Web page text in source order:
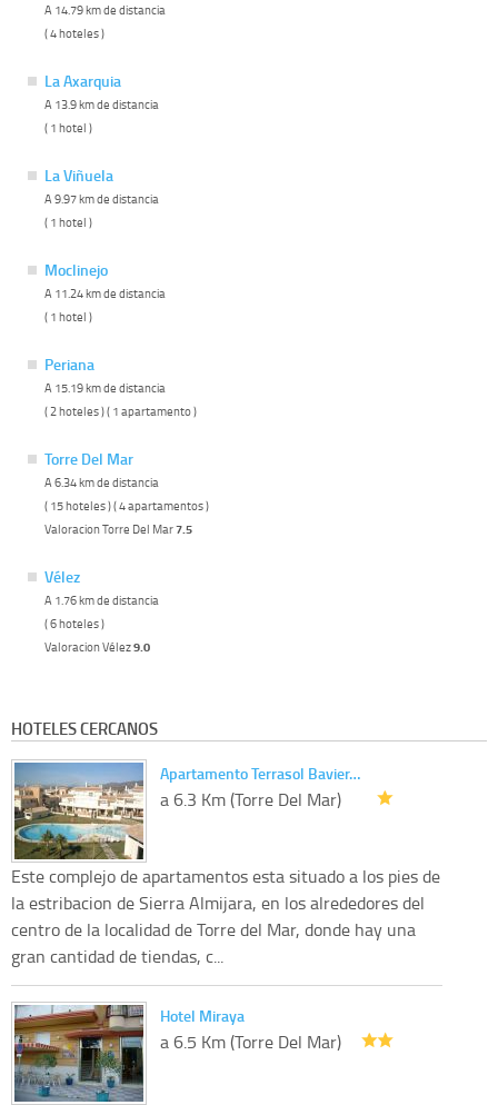
A 14.79 km de distancia
( 4 hoteles )
La Axarquia
A 13.9 km de distancia
( 1 hotel )
La Viñuela
A 9.97 km de distancia
( 1 hotel )
Moclinejo
A 11.24 km de distancia
( 1 hotel )
Periana
A 15.19 km de distancia
( 2 hoteles ) ( 1 apartamento )
Torre Del Mar
A 6.34 km de distancia
( 15 hoteles ) ( 4 apartamentos )
Valoracion Torre Del Mar7.5
Vélez
A 1.76 km de distancia
( 6 hoteles )
Valoracion Vélez9.0
HOTELES CERCANOS
Apartamento Terrasol Bavier…
a 6.3 Km (Torre Del Mar)
Este complejo de apartamentos esta situado a los pies de
la estribacion de Sierra Almijara, en los alrededores del
centro de la localidad de Torre del Mar, donde hay una
gran cantidad de tiendas, c...
Hotel Miraya
a 6.5 Km (Torre Del Mar)